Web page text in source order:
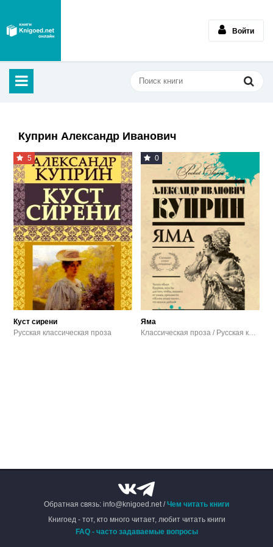
Войти
Куприн Александр Иванович
5
Куст сирени
Русская классическая проза
0
Яма
Классическая проза / Русская классическая проза / Проза
Обратная связь: info@knigoed.net /Чем читать книги
Книгоед - тот, кто много читает, любит читать книги
FAQ - часто задаваемые вопросы